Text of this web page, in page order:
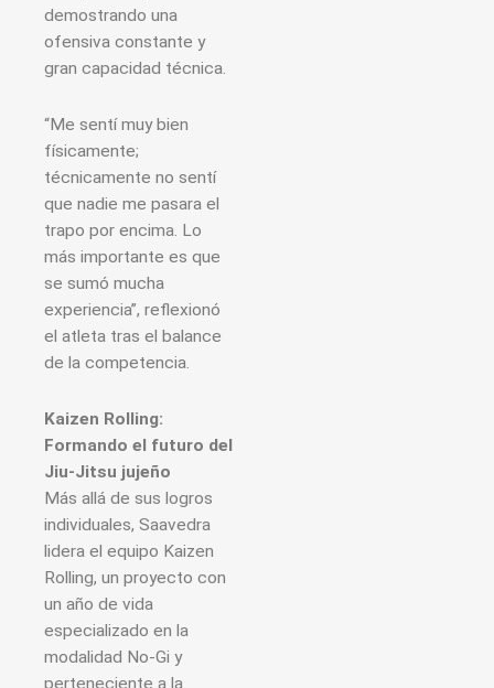
demostrando una
ofensiva constante y
gran capacidad técnica.
“Me sentí muy bien
físicamente;
técnicamente no sentí
que nadie me pasara el
trapo por encima. Lo
más importante es que
se sumó mucha
experiencia”, reflexionó
el atleta tras el balance
de la competencia.
Kaizen Rolling:
Formando el futuro del
Jiu-Jitsu jujeño
Más allá de sus logros
individuales, Saavedra
lidera el equipo Kaizen
Rolling, un proyecto con
un año de vida
especializado en la
modalidad No-Gi y
perteneciente a la